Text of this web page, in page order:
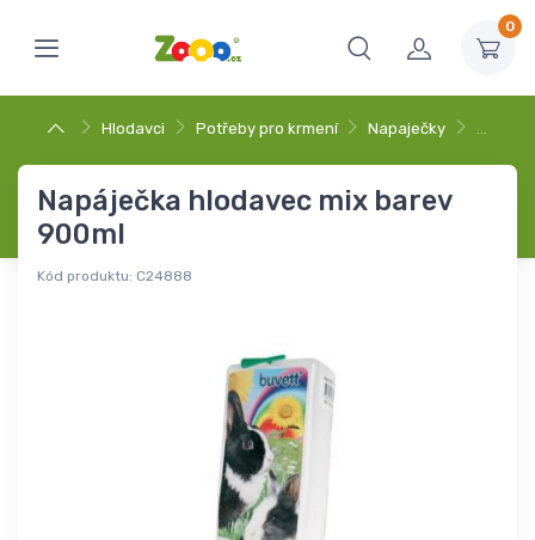
0
Hlodavci Potřeby pro krmení Napaječky …
Napáječka hlodavec mix barev
900ml
Kód produktu: C24888